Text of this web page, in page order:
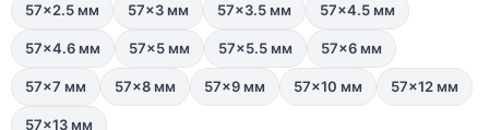
57×2.5 мм 57×3 мм 57×3.5 мм 57×4.5 мм
57×4.6 мм 57×5 мм 57×5.5 мм 57×6 мм
57×7 мм 57×8 мм 57×9 мм 57×10 мм 57×12 мм
57×13 мм